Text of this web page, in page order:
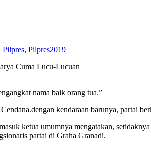
Pilpres, Pilpres2019
Cuma Lucu-Lucuan
nama baik orang tua.”
kendaraan barunya, partai
ketua umumnya mengatakan,
partai di Graha Granadi.